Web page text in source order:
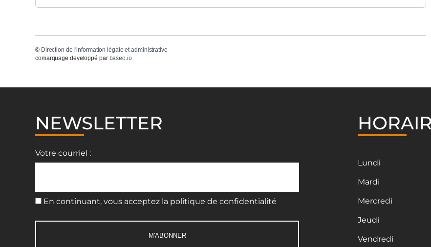
© Direction de l'information légale et administrative
comarquage developpé par baseo.io
NEWSLETTER
Votre courriel :
En continuant, vous acceptez la politique de confidentialité
Lundi
Mardi
Mercredi
Jeudi
Vendredi